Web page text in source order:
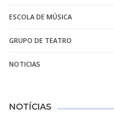
ESCOLA DE MÚSICA
GRUPO DE TEATRO
NOTICIAS
NOTÍCIAS